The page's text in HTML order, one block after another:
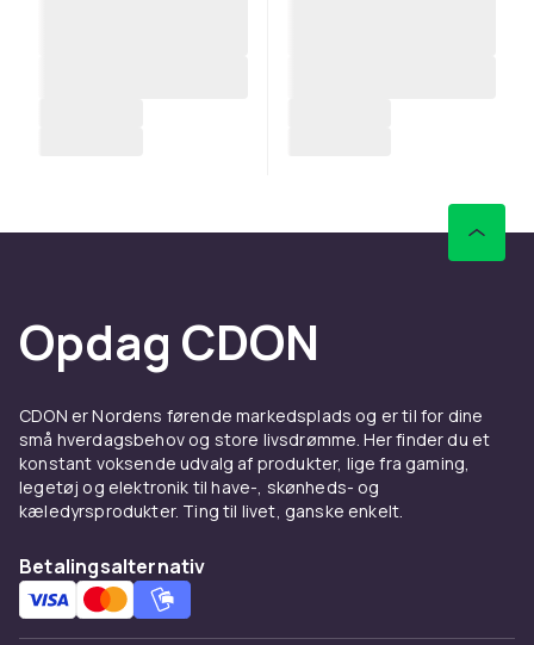
Opdag CDON
CDON er Nordens førende markedsplads og er til for dine
små hverdagsbehov og store livsdrømme. Her finder du et
konstant voksende udvalg af produkter, lige fra gaming,
legetøj og elektronik til have-, skønheds- og
kæledyrsprodukter. Ting til livet, ganske enkelt.
Betalingsalternativ